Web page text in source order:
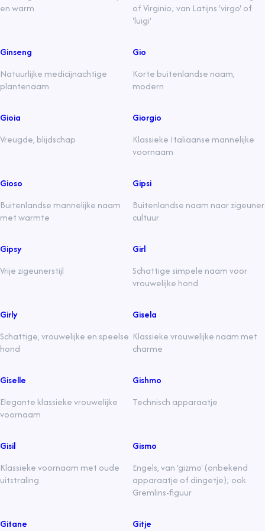
en warm
of Virginio; van Latijns 'virgo' of
'luigi'
Ginseng
Natuurlijke medicijnachtige
plantenaam
Gio
Korte buitenlandse naam,
modern
Gioia
Vreugde, blijdschap
Giorgio
Klassieke Italiaanse mannelijke
voornaam
Gioso
Buitenlandse mannelijke naam
met warmte
Gipsi
Buitenlandse naam naar zigeuner
cultuur
Gipsy
Vrije zigeunerstijl
Girl
Schattige simpele naam voor
vrouwelijke hond
Girly
Schattige, vrouwelijke en speelse
hond
Gisela
Klassieke vrouwelijke naam met
charme
Giselle
Elegante klassieke vrouwelijke
voornaam
Gishmo
Technisch apparaatje
Gisil
Klassieke voornaam met oude
uitstraling
Gismo
Engels, van 'gizmo' (onbekend
apparaatje of dingetje); ook
Gremlins-figuur
Gitane
Gitje